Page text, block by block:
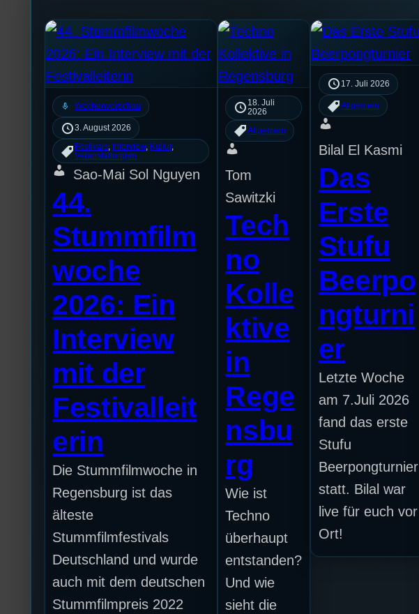
mic Wochenvorschau
3. August 2026
Festivals Interview, Kultur
Veranstaltungen
Sao-Mai Sol Nguyen
44.
Stummfilm
woche
2026: Ein
Interview
mit der
Festivalleit
erin
Die Stummfilmwoche in
Regensburg ist das
älteste
Stummfilmfestivals
Deutschland und wurde
auch mit dem deutschen
Stummfilmpreis 2022
18. Juli
2026
Allgemein
Tom
Sawitzki
Tech
no
Kolle
ktive
in
Rege
nsbu
rg
Wie ist
Techno
überhaupt
entstanden?
Und wie
sieht die
17. Juli 2026
Allgemein
Bilal El Kasmi
Das
Erste
Stufu
Beerpo
ngturni
er
Letzte Woche
am 7.Juli 2026
fand das erste
Stufu
Beerpongturnier
statt. Bilal war
live für euch vor
Ort!